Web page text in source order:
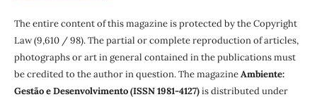
The entire content of this magazine is protected by the Copyright
Law (9,610 / 98). The partial or complete reproduction of articles,
photographs or art in general contained in the publications must
be credited to the author in question. The magazineAmbiente:
Gestão e Desenvolvimento (ISSN 1981-4127)is distributed under